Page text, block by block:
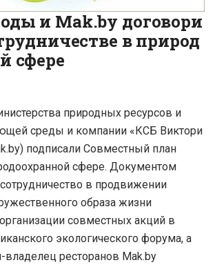
и Mak.by договори
в природ
сфере
природных ресурсов и
среды и компании «КСБ Виктори
подписали Совместный план
сфере. Документом
в продвижении
образа жизни
совместных акций в
экологического форума, а
ресторанов Mak.by